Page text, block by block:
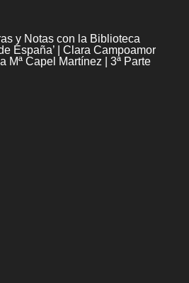
y Notas con la Biblioteca
España’ | Clara Campoamor
Mª Capel Martínez | 3ª Parte